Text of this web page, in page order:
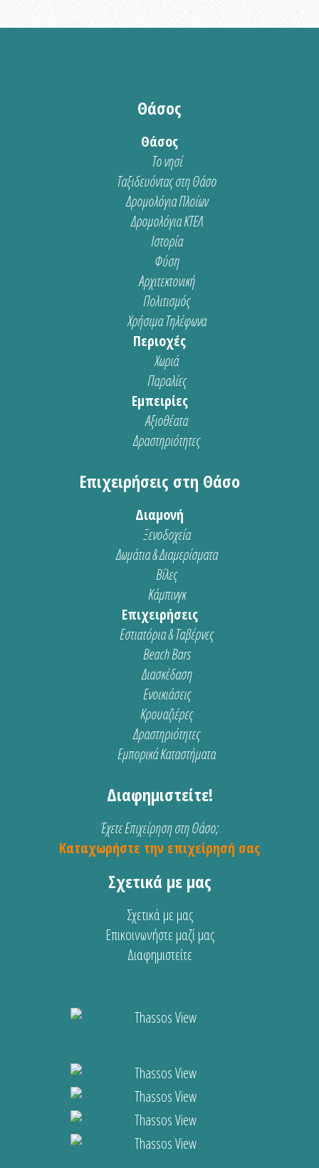
Θάσος
Θάσος
Το νησί
Ταξιδευόντας στη Θάσο
Δρομολόγια Πλοίων
Δρομολόγια ΚΤΕΛ
Ιστορία
Φύση
Αρχιτεκτονική
Πολιτισμός
Χρήσιμα Τηλέφωνα
Περιοχές
Χωριά
Παραλίες
Εμπειρίες
Αξιοθέατα
Δραστηριότητες
Επιχειρήσεις στη Θάσο
Διαμονή
Ξενοδοχεία
Δωμάτια & Διαμερίσματα
Βίλες
Κάμπινγκ
Επιχειρήσεις
Εστιατόρια & Ταβέρνες
Beach Bars
Διασκέδαση
Ενοικιάσεις
Κρουαζιέρες
Δραστηριότητες
Εμπορικά Καταστήματα
Διαφημιστείτε!
Έχετε Επιχείρηση στη Θάσο;
Καταχωρήστε την επιχείρησή σας
Σχετικά με μας
Σχετικά με μας
Επικοινωνήστε μαζί μας
Διαφημιστείτε